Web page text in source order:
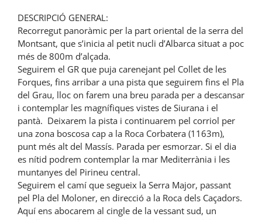
DESCRIPCIÓ GENERAL:
Recorregut panoràmic per la part oriental de la serra del
Montsant, que s’inicia al petit nucli d’Albarca situat a poc
més de 800m d’alçada.
Seguirem el GR que puja carenejant pel Collet de les
Forques, fins arribar a una pista que seguirem fins el Pla
del Grau, lloc on farem una breu parada per a descansar
i contemplar les magnífiques vistes de Siurana i el
pantà. Deixarem la pista i continuarem pel corriol per
una zona boscosa cap a la Roca Corbatera (1163m),
punt més alt del Massís. Parada per esmorzar. Si el dia
es nítid podrem contemplar la mar Mediterrània i les
muntanyes del Pirineu central.
Seguirem el camí que segueix la Serra Major, passant
pel Pla del Moloner, en direcció a la Roca dels Caçadors.
Aquí ens abocarem al cingle de la vessant sud, un